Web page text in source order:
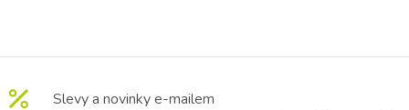
Slevy a novinky e-mailem